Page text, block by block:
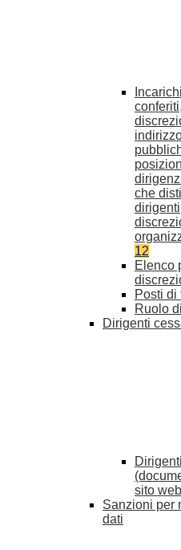
che
12
Elenco
Posti
Ruolo
Dirigenti
sito
Sanzioni per
dati